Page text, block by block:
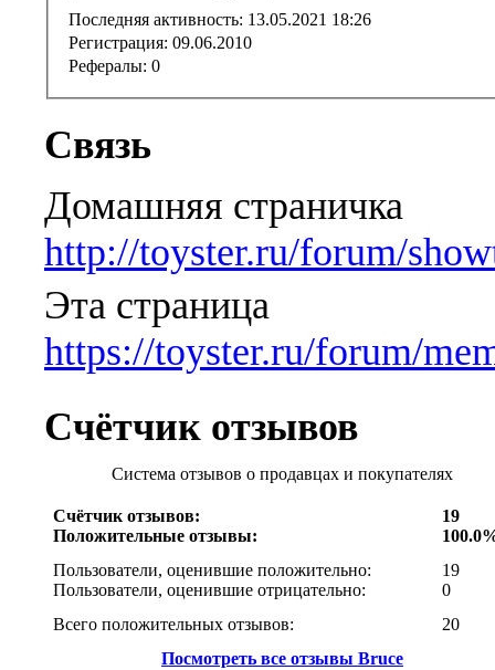
Последняя активность: 13.05.2021 18:26
Регистрация: 09.06.2010
Рефералы: 0
Связь
Домашняя страничка
http://toyster.ru/forum/
Эта страница
https://toyster.ru/forum/
Счётчик отзывов
Система отзывов о продавцах и покупателях
Счётчик отзывов:
Положительные отзывы:
19
Пользователи, оценившие положительно:
Пользователи, оценившие отрицательно:
19
0
Всего положительных отзывов:
20
Посмотреть все отзывы Bruce